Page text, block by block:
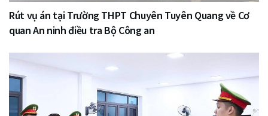
Rút vụ án tại Trường THPT Chuyên Tuyên Quang về Cơ
quan An ninh điều tra Bộ Công an